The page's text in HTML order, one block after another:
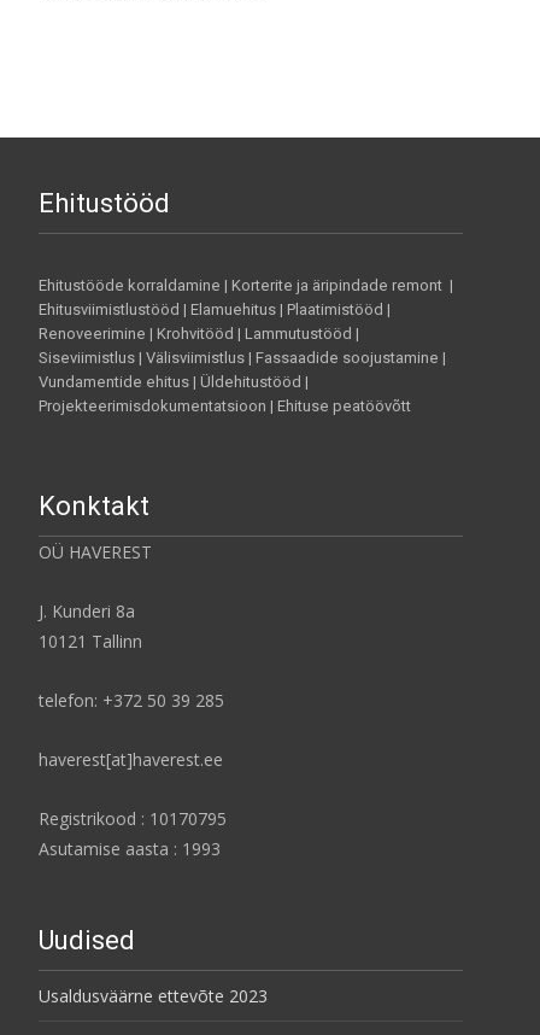
Ehitustööd
Ehitustööde korraldamine | Korterite ja äripindade remont |
Ehitusviimistlustööd | Elamuehitus | Plaatimistööd |
Renoveerimine | Krohvitööd | Lammutustööd |
Siseviimistlus | Välisviimistlus | Fassaadide soojustamine |
Vundamentide ehitus | Üldehitustööd |
Projekteerimisdokumentatsioon | Ehituse peatöövõtt
Konktakt
OÜ HAVEREST
J. Kunderi 8a
10121 Tallinn
telefon: +372 50 39 285
haverest[at]haverest.ee
Registrikood : 10170795
Asutamise aasta : 1993
Uudised
Usaldusväärne ettevõte 2023